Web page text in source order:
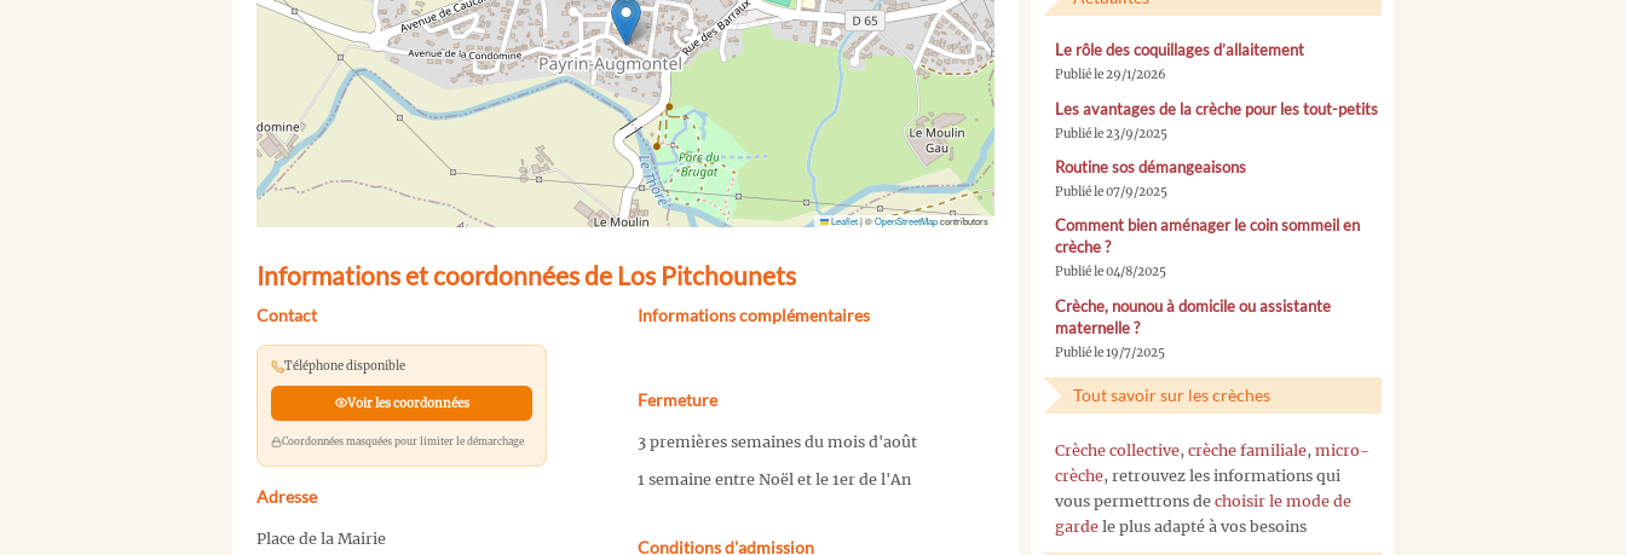
Leaflet|©OpenStreetMapcontributors
Informations et coordonnées de Los Pitchounets
Contact
Téléphone disponible
Voir les coordonnées
Coordonnées masquées pour limiter le démarchage
Adresse
Place de la Mairie
Informations complémentaires
Fermeture
3 premières semaines du mois d'août
1 semaine entre Noël et le 1er de l'An
Conditions d'admission
Le rôle des coquillages d’allaitement
Publié le 29/1/2026
Les avantages de la crèche pour les tout-petits
Publié le 23/9/2025
Routine sos démangeaisons
Publié le 07/9/2025
Comment bien aménager le coin sommeil en
crèche ?
Publié le 04/8/2025
Crèche, nounou à domicile ou assistante
maternelle ?
Publié le 19/7/2025
Tout savoir sur les crèches
Crèche collective, crèche familiale, micro-
crèche, retrouvez les informations qui
vous permettrons de choisir le mode de
garde le plus adapté à vos besoins